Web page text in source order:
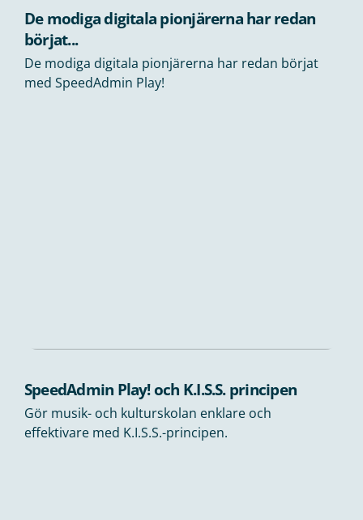
De modiga digitala pionjärerna har redan
börjat...
De modiga digitala pionjärerna har redan börjat
med SpeedAdmin Play!
SpeedAdmin Play! och K.I.S.S. principen
Gör musik- och kulturskolan enklare och
effektivare med K.I.S.S.-principen.